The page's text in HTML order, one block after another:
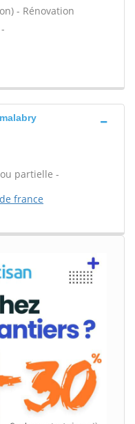
- Rénovation
partielle -
france